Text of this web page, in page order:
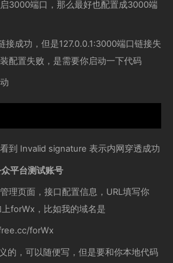
3000端口，那么最好也配置成3000端
接成功，但是127.0.0.1:3000端口链接失
配置失败，是需要你启动一下代码
到 Invalid signature 表示内网穿透成功
平台测试账号
理页面，接口配置信息，URL填写你
forWx，比如我的域名是
forWx
的，可以随便写，但是要和你本地代码